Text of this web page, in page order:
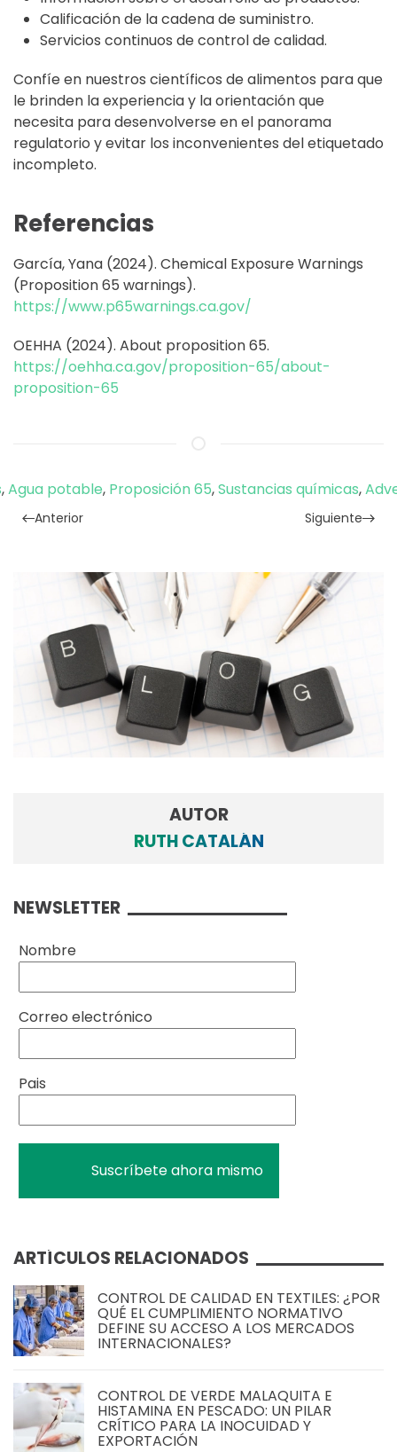
Calificación de la cadena de suministro.
Servicios continuos de control de calidad.
Confíe en nuestros científicos de alimentos para que
le brinden la experiencia y la orientación que
necesita para desenvolverse en el panorama
regulatorio y evitar los inconvenientes del etiquetado
incompleto.
Referencias
García, Yana (2024). Chemical Exposure Warnings
(Proposition 65 warnings).
https://www.p65warnings.ca.gov/
OEHHA (2024). About proposition 65.
https://oehha.ca.gov/proposition-65/about-
proposition-65
,Agua potable, Proposición 65,Sustancias químicas,
Anterior Siguiente
AUTOR
RUTH CATALÁN
NEWSLETTER
Nombre
Correo electrónico
Pais
ARTÍCULOS RELACIONADOS
CONTROL DE CALIDAD EN TEXTILES: ¿POR
QUÉ EL CUMPLIMIENTO NORMATIVO
DEFINE SU ACCESO A LOS MERCADOS
INTERNACIONALES?
CONTROL DE VERDE MALAQUITA E
HISTAMINA EN PESCADO: UN PILAR
CRÍTICO PARA LA INOCUIDAD Y
EXPORTACIÓN